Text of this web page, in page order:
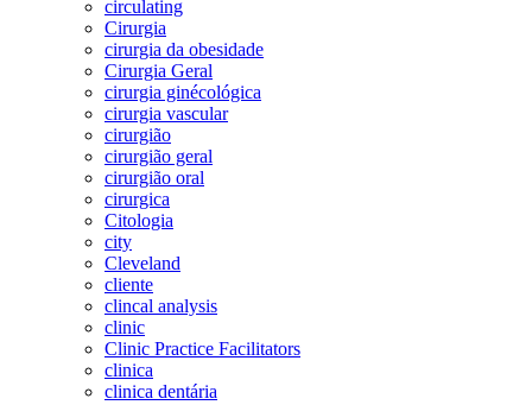
circulating
Cirurgia
cirurgia da obesidade
Cirurgia Geral
cirurgia ginécológica
cirurgia vascular
cirurgião
cirurgião geral
cirurgião oral
cirurgica
Citologia
city
Cleveland
cliente
clincal analysis
clinic
Clinic Practice Facilitators
clinica
clinica dentária